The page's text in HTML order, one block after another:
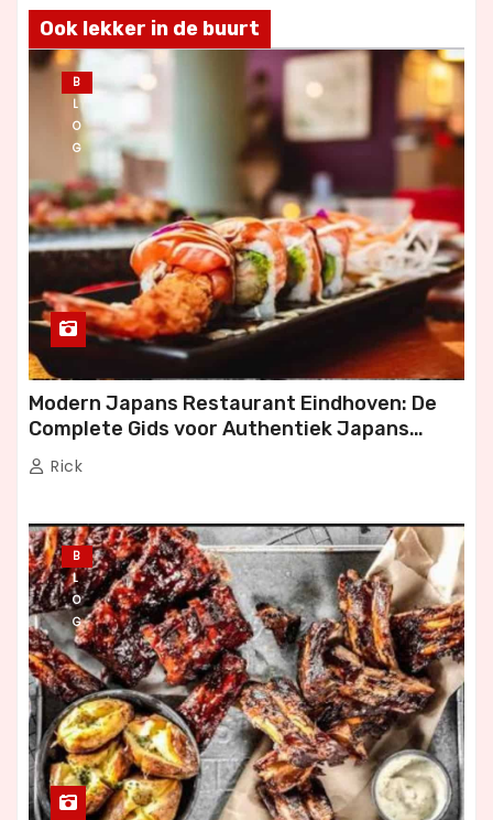
Ook lekker in de buurt
B
L
O
G
Modern Japans Restaurant Eindhoven: De
Complete Gids voor Authentiek Japans
Dineren
Rick
B
L
O
G